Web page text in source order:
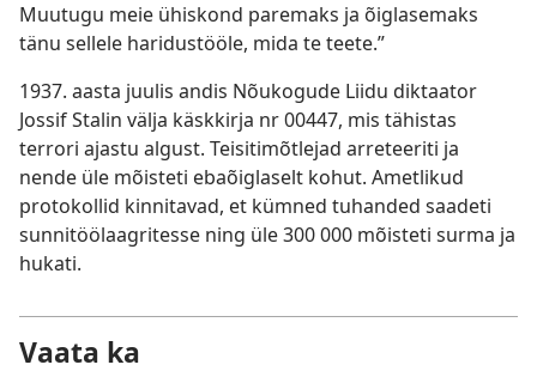
Muutugu meie ühiskond paremaks ja õiglasemaks
tänu sellele haridustööle, mida te teete.”
1937. aasta juulis andis Nõukogude Liidu diktaator
Jossif Stalin välja käskkirja nr 00447, mis tähistas
terrori ajastu algust. Teisitimõtlejad arreteeriti ja
nende üle mõisteti ebaõiglaselt kohut. Ametlikud
protokollid kinnitavad, et kümned tuhanded saadeti
sunnitöölaagritesse ning üle 300 000 mõisteti surma ja
hukati.
Vaata ka